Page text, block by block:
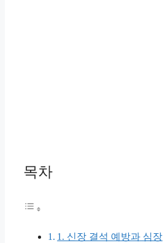
목차
1. 신장 결석 예방과 심장